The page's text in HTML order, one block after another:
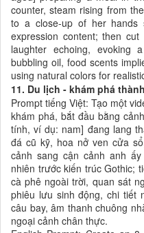
counter, steam rising from
to a close-up of her hands
expression content; then
laughter echoing, evoking
bubbling oil, food scents
using natural colors for
11. Du lịch - khám phá
Prompt tiếng Việt: Tạo một
khám phá, bắt đầu bằng
tính, ví dụ: nam] đang lang
đá cũ kỹ, hoa nở ven cửa
cảnh sang cận cảnh anh
nhiên trước kiến trúc Gothic;
cà phê ngoài trời, quan sát
phiêu lưu sinh động, chi tiết
câu bay, âm thanh chuông
ngoại cảnh chân thực.